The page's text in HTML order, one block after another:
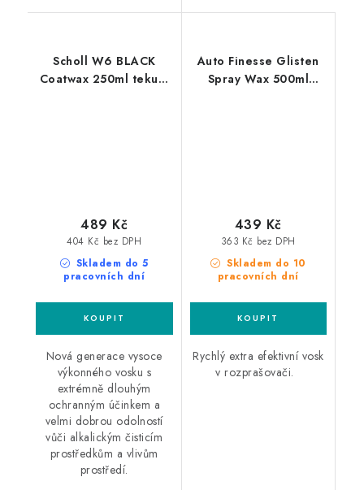
Scholl W6 BLACK
Coatwax 250ml tekutý
Skladem do 5
pracovních dní
404 Kč bez DPH
489 Kč
Nová generace vysoce
výkonného vosku s
extrémně dlouhým
ochranným účinkem a
velmi dobrou odolností
vůči alkalickým čisticím
prostředkům a vlivům
prostředí.
Auto Finesse Glisten
Spray Wax 500ml
Skladem do 10
pracovních dní
363 Kč bez DPH
439 Kč
Rychlý extra efektivní vosk
v rozprašovači.